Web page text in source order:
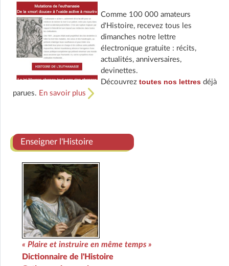
Comme 100 000 amateurs
d'Histoire, recevez tous les
dimanches notre lettre
électronique gratuite : récits,
actualités, anniversaires,
devinettes.
Découvrez toutes nos lettresdéjà
parues. En savoir plus
Enseigner l'Histoire
« Plaire et instruire en même temps »
Dictionnaire de l'Histoire